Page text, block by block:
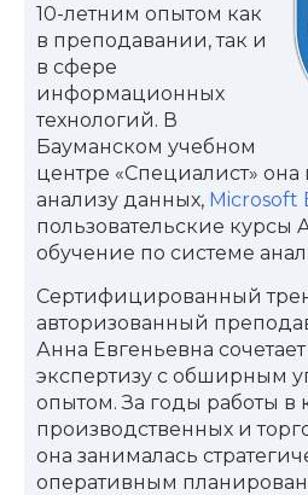
10-летним опытом как
в преподавании, так и
в сфере
информационных
технологий. В
Бауманском учебном
центре «Специалист» она
анализу данных, Microsoft
пользовательские курсы
обучение по системе
Сертифицированный
авторизованный
Анна Евгеньевна
экспертизу с обширным
опытом. За годы работы в
производственных и
она занималась
оперативным